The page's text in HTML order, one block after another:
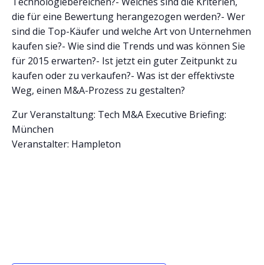
die für eine Bewertung herangezogen werden?- Wer
sind die Top-Käufer und welche Art von Unternehmen
kaufen sie?- Wie sind die Trends und was können Sie
für 2015 erwarten?- Ist jetzt ein guter Zeitpunkt zu
kaufen oder zu verkaufen?- Was ist der effektivste
Weg, einen M&A-Prozess zu gestalten?
Zur Veranstaltung: Tech M&A Executive Briefing:
München
Veranstalter: Hampleton